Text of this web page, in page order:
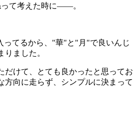
って考えた時に――。
てるから、"華"と"月"で良いんじ
りました。
けて、とても良かったと思ってお
方向に走らず、シンプルに決まって